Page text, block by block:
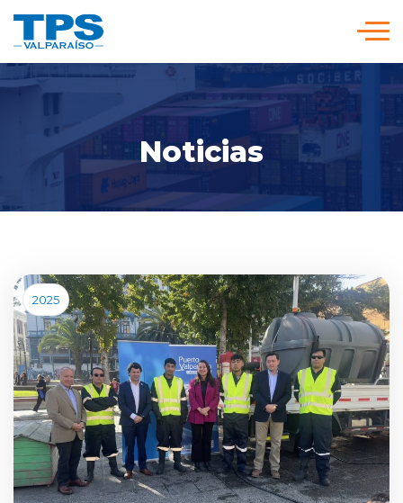
Somos TPS
Nuestra Visión Estratégica
Servicios y Tarifas
Políticas y Procedimientos
Prensa
English version modo claromodo oscuro
Noticias
2025